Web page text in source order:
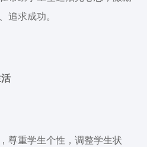
追求成功。
尊重学生个性，调整学生状